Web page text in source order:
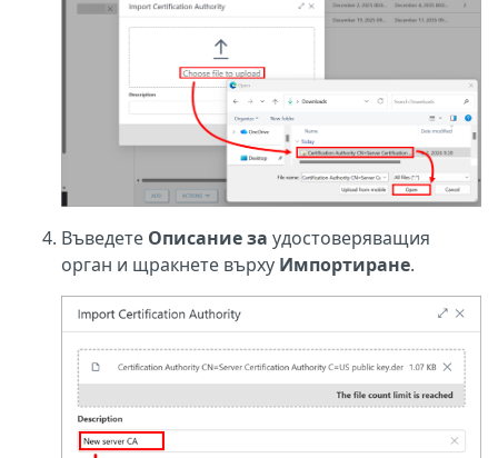
Въведете Описание за удостоверяващия
орган и щракнете върху Импортиране.